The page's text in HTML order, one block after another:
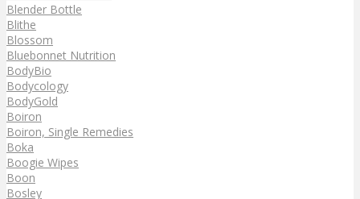
Blender Bottle
Blithe
Blossom
Bluebonnet Nutrition
BodyBio
Bodycology
BodyGold
Boiron
Boiron, Single Remedies
Boka
Boogie Wipes
Boon
Bosley